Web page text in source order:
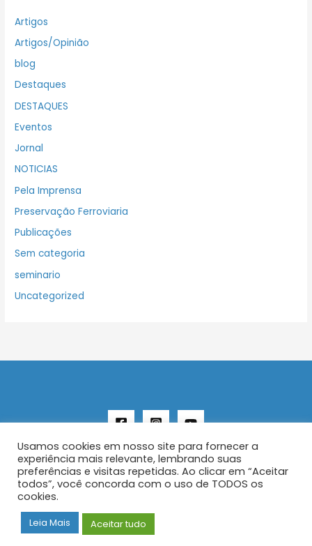
Artigos
Artigos/Opinião
blog
Destaques
DESTAQUES
Eventos
Jornal
NOTICIAS
Pela Imprensa
Preservação Ferroviaria
Publicações
Sem categoria
seminario
Uncategorized
Copyright © 2026 AENFER
Construído por IurySan
Usamos cookies em nosso site para fornecer a
experiência mais relevante, lembrando suas
preferências e visitas repetidas. Ao clicar em “Aceitar
todos”, você concorda com o uso de TODOS os
cookies.
Leia Mais Aceitar tudo